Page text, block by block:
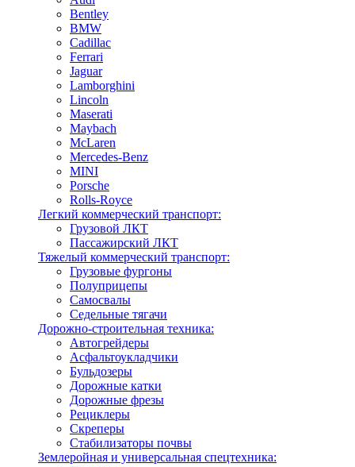
Bentley
BMW
Cadillac
Ferrari
Jaguar
Lamborghini
Lincoln
Maserati
Maybach
McLaren
Mercedes-Benz
MINI
Porsche
Rolls-Royce
Легкий коммерческий транспорт:
Грузовой ЛКТ
Пассажирский ЛКТ
Тяжелый коммерческий транспорт:
Грузовые фургоны
Полуприцепы
Самосвалы
Седельные тягачи
Дорожно-строительная техника:
Автогрейдеры
Асфальтоукладчики
Бульдозеры
Дорожные катки
Дорожные фрезы
Рециклеры
Скреперы
Стабилизаторы почвы
Землеройная и универсальная спецтехника: